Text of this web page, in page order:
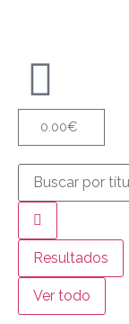
0.00€
Resultados
Ver todo